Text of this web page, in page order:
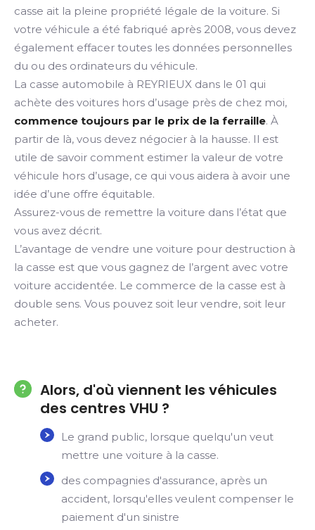
casse ait la pleine propriété légale de la voiture. Si
votre véhicule a été fabriqué après 2008, vous devez
également effacer toutes les données personnelles
du ou des ordinateurs du véhicule.
La casse automobile à REYRIEUX dans le 01 qui
achète des voitures hors d’usage près de chez moi,
commence toujours par le prix de la ferraille. À
partir de là, vous devez négocier à la hausse. Il est
utile de savoir comment estimer la valeur de votre
véhicule hors d’usage, ce qui vous aidera à avoir une
idée d’une offre équitable.
Assurez-vous de remettre la voiture dans l’état que
vous avez décrit.
L’avantage de vendre une voiture pour destruction à
la casse est que vous gagnez de l’argent avec votre
voiture accidentée. Le commerce de la casse est à
double sens. Vous pouvez soit leur vendre, soit leur
acheter.
Alors, d'où viennent les véhicules
des centres VHU ?
Le grand public, lorsque quelqu'un veut
mettre une voiture à la casse.
des compagnies d'assurance, après un
accident, lorsqu'elles veulent compenser le
paiement d'un sinistre